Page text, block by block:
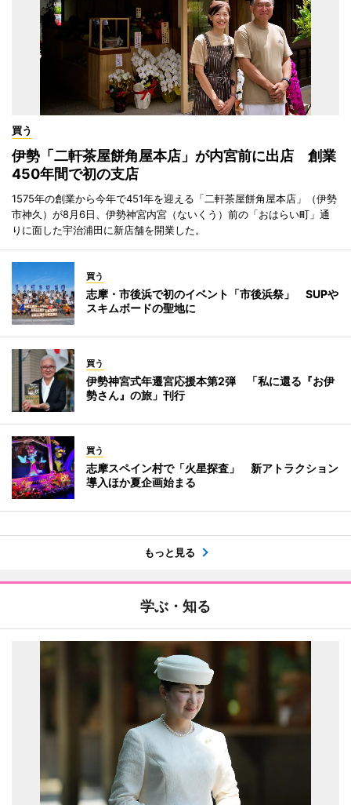
買う
伊勢「二軒茶屋餅角屋本店」が内宮前に出店 創業
450年間で初の支店
1575年の創業から今年で451年を迎える「二軒茶屋餅角屋本店」（伊勢
市神久）が8月6日、伊勢神宮内宮（ないくう）前の「おはらい町」通
りに面した宇治浦田に新店舗を開業した。
買う
志摩・市後浜で初のイベント「市後浜祭」 SUPや
スキムボードの聖地に
買う
伊勢神宮式年遷宮応援本第2弾 「私に還る『お伊
勢さん』の旅」刊行
買う
志摩スペイン村で「火星探査」 新アトラクション
導入ほか夏企画始まる
もっと見る
学ぶ・知る